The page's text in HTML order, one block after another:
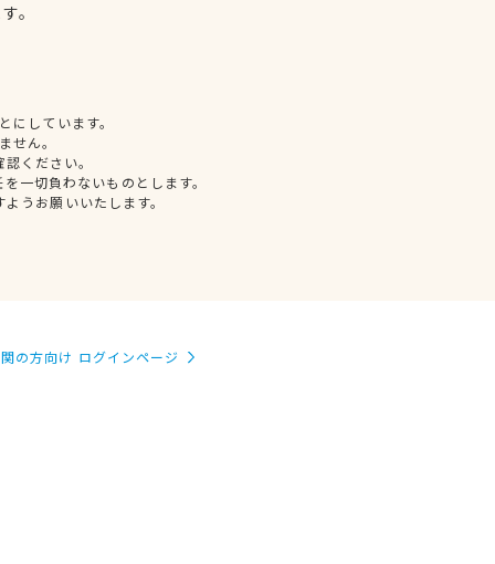
。
しています。
せん。
ください。
一切負わないものとします。
うお願いいたします。
の方向け ログインページ